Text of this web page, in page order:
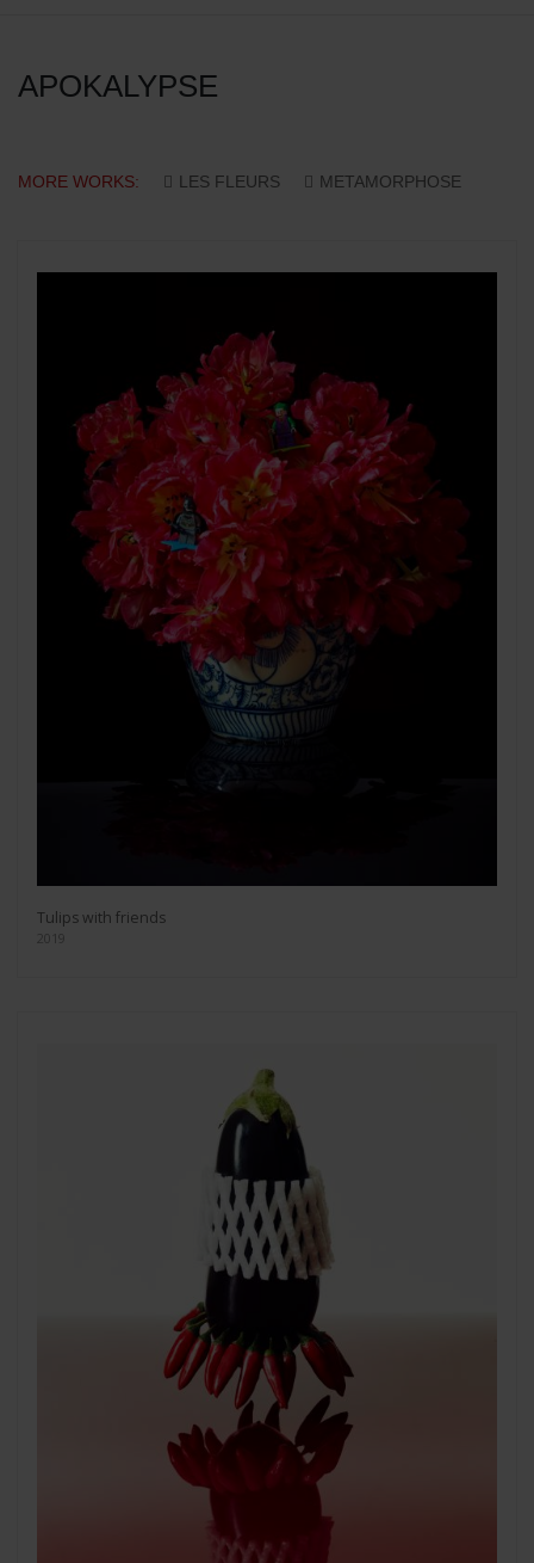
APOKALYPSE
MORE WORKS: LES FLEURS METAMORPHOSE
Tulips with friends
2019